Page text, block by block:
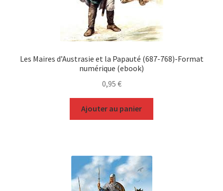
Les Maires d’Austrasie et la Papauté (687-768)-Format
numérique (ebook)
0,95 €
Ajouter au panier